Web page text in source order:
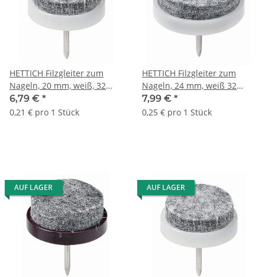
HETTICH Filzgleiter zum
Nageln, 20 mm, weiß, 32
Stück
6,79 € *
0,21 € pro 1 Stück
HETTICH Filzgleiter zum
Nageln, 24 mm, weiß 32
Stück
7,99 € *
0,25 € pro 1 Stück
AUF LAGER AUF LAGER